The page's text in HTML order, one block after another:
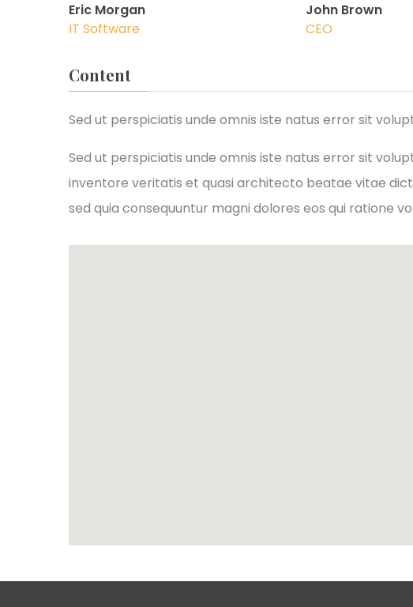
Eric Morgan
IT Software
John Brown
CEO
Content
Sed ut perspiciatis unde omnis iste natus error sit
Sed ut perspiciatis unde omnis iste natus error sit
inventore veritatis et quasi architecto beatae vitae
sed quia consequuntur magni dolores eos qui ratione